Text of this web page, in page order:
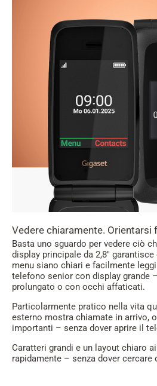
Vedere chiaramente. Orientarsi
Basta uno sguardo per vedere ciò
display principale da 2,8"
menu siano chiari e facilmente
telefono senior con display grande
prolungato o con occhi affaticati.
Particolarmente pratico nella vita
esterno mostra chiamate in arrivo,
importanti – senza dover aprire il
Caratteri grandi e un layout chiaro
rapidamente – senza dover